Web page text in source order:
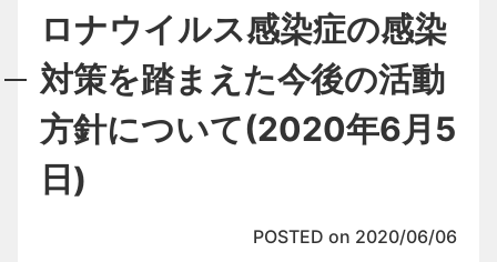
研修・SV申し込み
お問い合わせ
ロナウイルス感染症の感染
対策を踏まえた今後の活動
方針について(2020年6月5
日)
POSTED on 2020/06/06